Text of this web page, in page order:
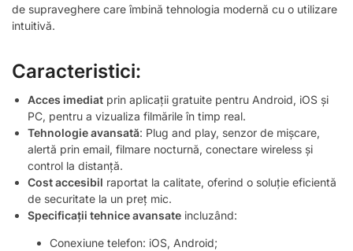
de supraveghere care îmbină tehnologia modernă cu o utilizare
intuitivă.
Caracteristici:
Acces imediat prin aplicații gratuite pentru Android, iOS și
PC, pentru a vizualiza filmările în timp real.
Tehnologie avansată: Plug and play, senzor de mișcare,
alertă prin email, filmare nocturnă, conectare wireless și
control la distanță.
Cost accesibil raportat la calitate, oferind o soluție eficientă
de securitate la un preț mic.
Specificații tehnice avansate incluzând:
Conexiune telefon: iOS, Android;